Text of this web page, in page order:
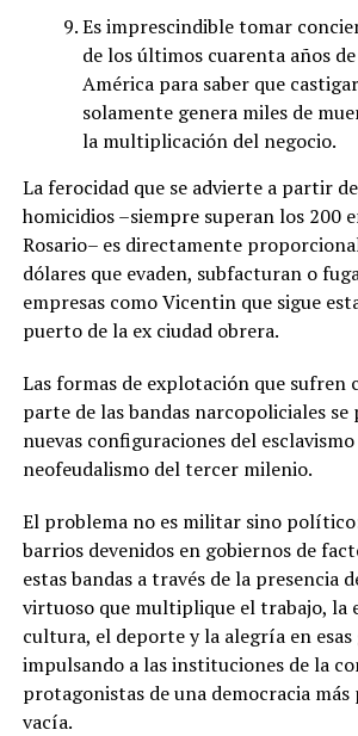
Es imprescindible tomar
de los últimos cuarenta años
América para saber que
solamente genera miles de
la multiplicación del negocio.
La ferocidad que se advierte a partir
homicidios –siempre superan los 200
Rosario– es directamente
dólares que evaden, subfacturan o
empresas como Vicentin que sigue
puerto de la ex ciudad obrera.
Las formas de explotación que sufren
parte de las bandas narcopoliciales se
nuevas configuraciones del
neofeudalismo del tercer milenio.
El problema no es militar sino
barrios devenidos en gobiernos de
estas bandas a través de la presencia
virtuoso que multiplique el trabajo, la
cultura, el deporte y la alegría en esas
impulsando a las instituciones de la
protagonistas de una democracia más
vacía.